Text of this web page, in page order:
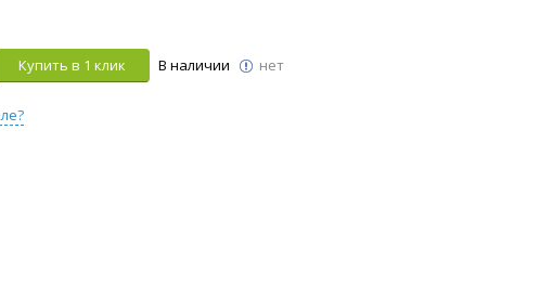
Купить в 1 клик В наличии нет